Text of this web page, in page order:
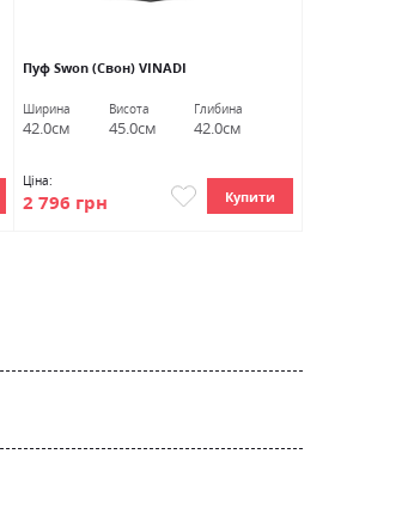
Пуф Swon (Свон) VINADI
Ширина
42.0см
Висота
45.0см
Глибина
42.0см
Ціна:
2 796 грн Купити